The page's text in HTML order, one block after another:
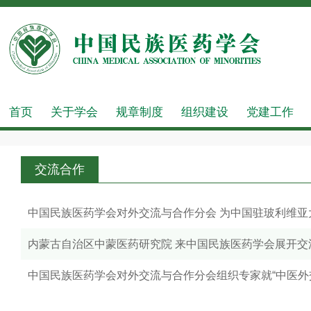
首页 关于学会 规章制度 组织建设 党建工作
交流合作
中国民族医药学会对外交流与合作分会 为中国驻玻利维
内蒙古自治区中蒙医药研究院 来中国民族医药学会展开交
中国民族医药学会对外交流与合作分会组织专家就“中医外